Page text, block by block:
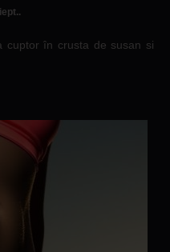
cuptor în crusta de susan si